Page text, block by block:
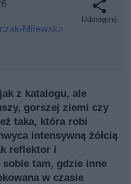
Milewska
Udostępnij
z katalogu, ale
gorszej ziemi czy
taka, która robi
intensywną żółcią
reflektor i
tam, gdzie inne
w czasie